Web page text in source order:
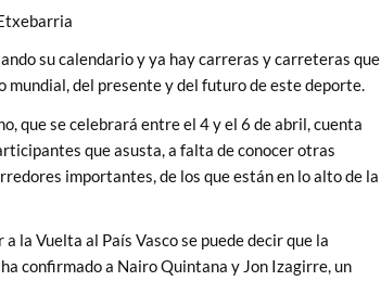
su calendario y ya hay carreras y carreteras que
del presente y del futuro de este deporte.
que se celebrará entre el 4 y el 6 de abril, cuenta
que asusta, a falta de conocer otras
importantes, de los que están en lo alto de la
la Vuelta al País Vasco se puede decir que la
confirmado a Nairo Quintana y Jon Izagirre, un